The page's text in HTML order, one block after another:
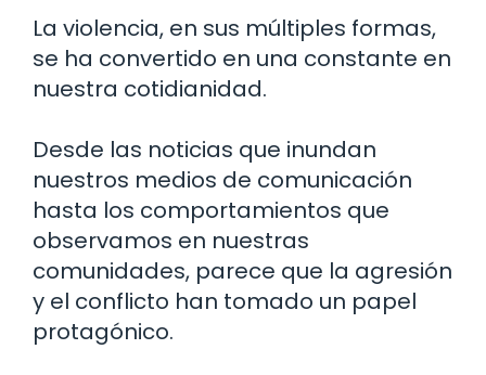
La violencia, en sus múltiples formas,
se ha convertido en una constante en
nuestra cotidianidad.
Desde las noticias que inundan
nuestros medios de comunicación
hasta los comportamientos que
observamos en nuestras
comunidades, parece que la agresión
y el conflicto han tomado un papel
protagónico.